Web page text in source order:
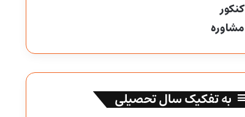
کنکور
مشاوره
به تفکیک سال تحصیلی